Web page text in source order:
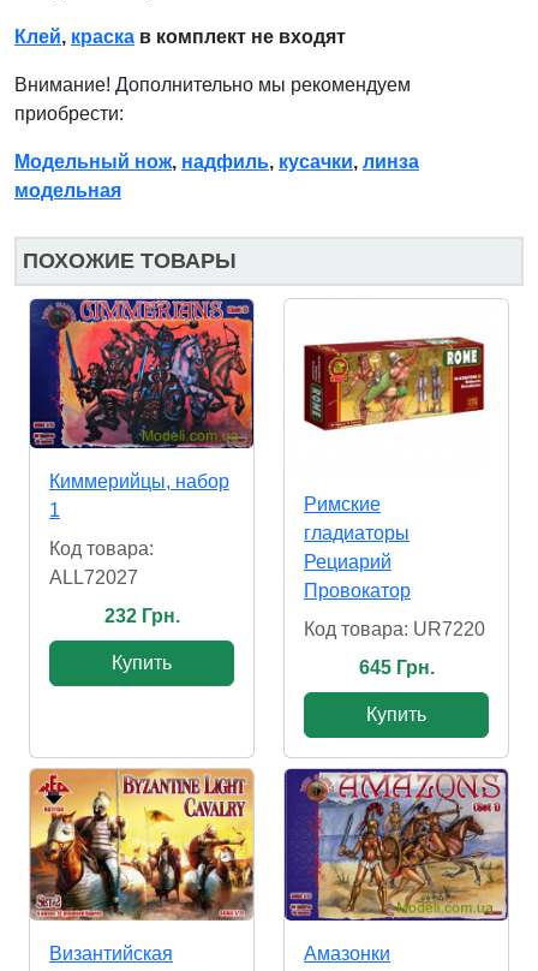
Клей, краска в комплект не входят
Внимание! Дополнительно мы рекомендуем
приобрести:
Модельный нож, надфиль, кусачки, линза
модельная
ПОХОЖИЕ ТОВАРЫ
Киммерийцы, набор
1
Код товара:
ALL72027
232 Грн.
Купить
Римские
гладиаторы
Рециарий
Провокатор
Код товара: UR7220
645 Грн.
Купить
Византийская
Амазонки